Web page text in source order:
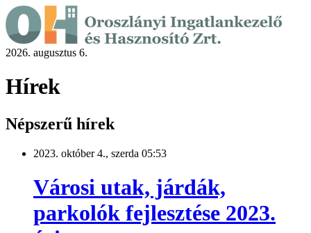
2026. augusztus 6.
Hírek
Népszerű hírek
2023. október 4., szerda 05:53
Városi utak, járdák,
parkolók fejlesztése 2023.